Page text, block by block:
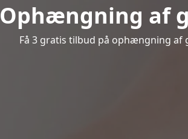
Ophængning af
Få 3 gratis tilbud på ophængning